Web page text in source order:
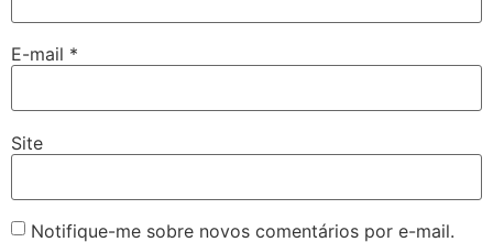
E-mail *
Site
Notifique-me sobre novos comentários por e-mail.